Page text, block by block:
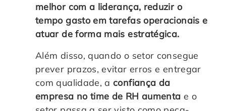
melhor com a liderança, reduzir o
tempo gasto em tarefas operacionais e
atuar de forma mais estratégica.
Além disso, quando o setor consegue
prever prazos, evitar erros e entregar
com qualidade, a confiança da
empresa no time de RH aumenta e o